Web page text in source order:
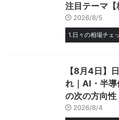
注目テーマ【
2026/8/5
1.日々の相場チェ
【8月4日】
れ｜AI・半
の次の方向性
2026/8/4